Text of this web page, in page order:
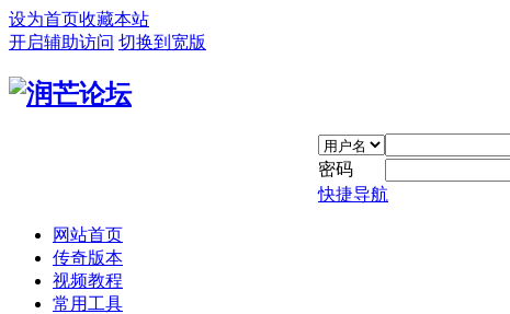
设为首页收藏本站
开启辅助访问 切换到宽版
密码
快捷导航
网站首页
传奇版本
视频教程
常用工具